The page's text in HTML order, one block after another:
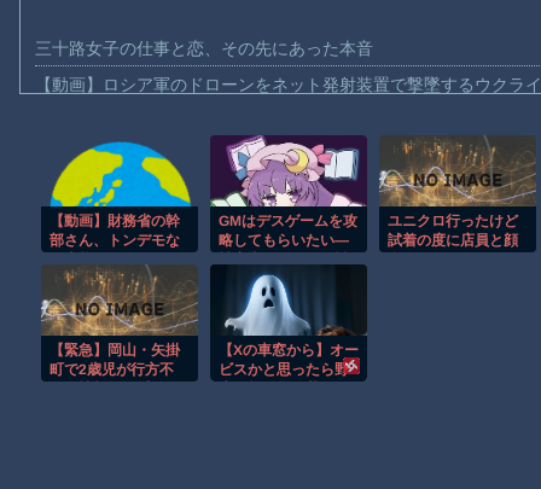
三十路女子の仕事と恋、その先にあった本音
【動画】ロシア軍のドローンをネット発射装置で撃墜するウクラ
【動画】よく助けられたな。岐阜の川で外国人が溺れてしまう事
渡邊渚さん「私がPTSDと診断された当時、世間はまだPTSDと
【動画】自動ドアの仕組みを理解した富山のツバメが賢い。
【動画】高速道路を走行中の車からリアガラスが飛んでくる事故(
子供向け漫画、謎の闇の大会に参加しがち問題
【朗報】大人気漫画「GANTZ」がAmazonでなんと全巻100円ｗ
【動画】財務省の幹
部さん、トンデモな
まう…
GMはデスゲームを攻
略してもらいたい―
― 第150話前編
ユニクロ行ったけど
試着の度に店員と顔
【緊急】岡山・矢掛
町で2歳児が行方不
【Xの車窓から】オー
ビスかと思ったら野